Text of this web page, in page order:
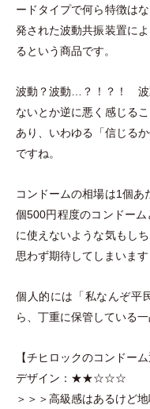
ードタイプで何ら特徴は
発された波動共振装置に
るという商品です。
波動？波動…？！？！ 波
ないとか逆に悪く感じる
あり、いわゆる 「信じる
ですね。
コンドームの相場は1個あ
個500円程度のコンドー
に使えないような気もし
思わず期待してしまいます
個人的には 「私なんぞ平
ら、丁重に保管している一
【チヒロックのコンドーム
デザイン：★★☆☆☆
＞＞＞高級感はあるけど